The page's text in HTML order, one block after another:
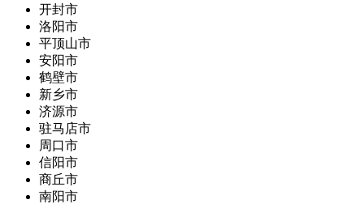
开封市
洛阳市
平顶山市
安阳市
鹤壁市
新乡市
济源市
驻马店市
周口市
信阳市
商丘市
南阳市